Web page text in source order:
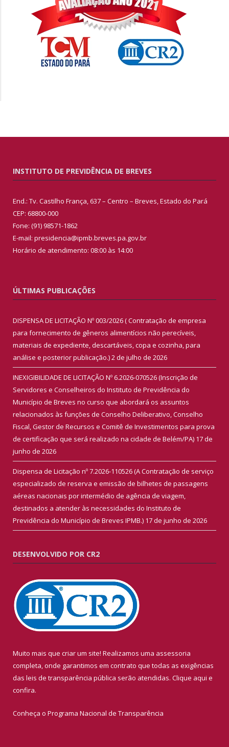
INSTITUTO DE PREVIDÊNCIA DE BREVES
End.: Tv. Castilho França, 637 – Centro – Breves, Estado do Pará
CEP: 68800-000
Fone: (91) 98571-1862
E-mail: presidencia@ipmb.breves.pa.gov.br
Horário de atendimento: 08:00 às 14:00
ÚLTIMAS PUBLICAÇÕES
DISPENSA DE LICITAÇÃO Nº 003/2026 ( Contratação de empresa
para fornecimento de gêneros alimentícios não perecíveis,
materiais de expediente, descartáveis, copa e cozinha, para
análise e posterior publicação.)2 de julho de 2026
INEXIGIBILIDADE DE LICITAÇÃO Nº 6.2026-070526 (Inscrição de
Servidores e Conselheiros do Instituto de Previdência do
Município de Breves no curso que abordará os assuntos
relacionados às funções de Conselho Deliberativo, Conselho
Fiscal, Gestor de Recursos e Comitê de Investimentos para prova
de certificação que será realizado na cidade de Belém/PA) 17 de
junho de 2026
Dispensa de Licitação nº 7.2026-110526 (A Contratação de serviço
especializado de reserva e emissão de bilhetes de passagens
aéreas nacionais por intermédio de agência de viagem,
destinados a atender às necessidades do Instituto de
Previdência do Município de Breves IPMB.) 17 de junho de 2026
DESENVOLVIDO POR CR2
Muito mais que criar um site! Realizamos uma assessoria
completa, onde garantimos em contrato que todas as exigências
das leis de transparência pública serão atendidas. Clique aqui e
confira.
Conheça o Programa Nacional de Transparência